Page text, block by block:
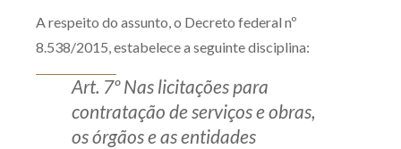
A respeito do assunto, o Decreto federal nº
8.538/2015, estabelece a seguinte disciplina:
Art. 7º Nas licitações para
contratação de serviços e obras,
os órgãos e as entidades